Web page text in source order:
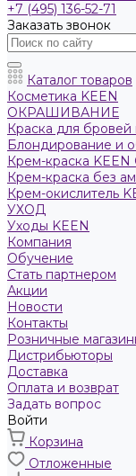
+7 (495) 136-52-71
Заказать звонок
Каталог товаров
Косметика KEEN
ОКРАШИВАНИЕ
Краска для бровей
Блондирование и
Крем-краска KEEN
Крем-краска без
Крем-окислитель
УХОД
Уходы KEEN
Компания
Обучение
Стать партнером
Акции
Новости
Контакты
Розничные
Дистрибьюторы
Доставка
Оплата и возврат
Задать вопрос
Войти
Корзина
Отложенные